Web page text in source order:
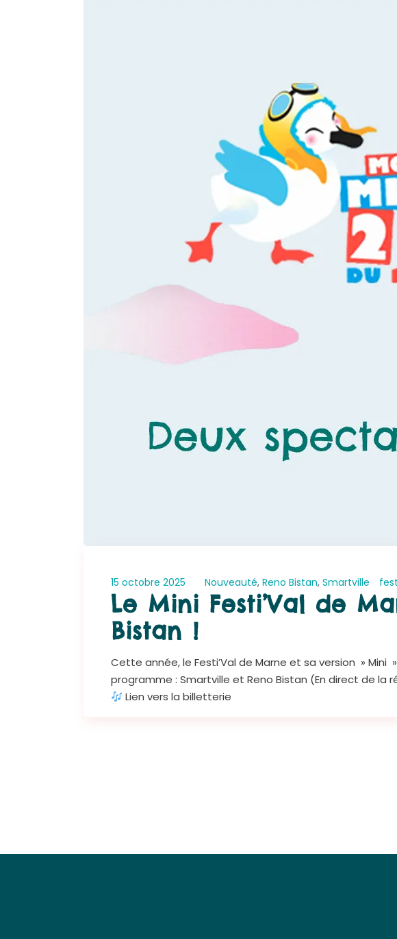
15 octobre 2025 Nouveauté, Reno Bistan, Smartville
Le Mini Festi’Val de
Bistan !
Cette année, le Festi’Val de Marne et sa version »
programme : Smartville et Reno Bistan (En direct de
Lien vers la billetterie